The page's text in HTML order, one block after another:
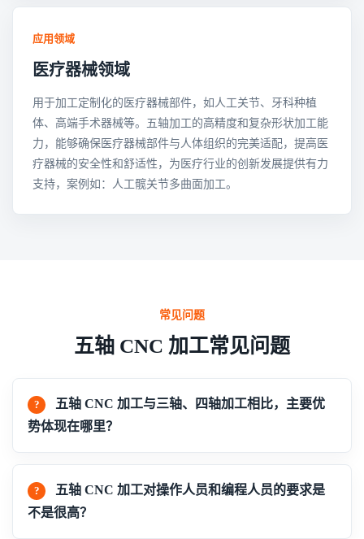
应用领域
医疗器械领域
用于加工定制化的医疗器械部件，如人工关节、牙科种植
体、高端手术器械等。五轴加工的高精度和复杂形状加工能
力，能够确保医疗器械部件与人体组织的完美适配，提高医
疗器械的安全性和舒适性，为医疗行业的创新发展提供有力
支持，案例如：人工髋关节多曲面加工。
常见问题
五轴 CNC 加工常见问题
五轴 CNC 加工与三轴、四轴加工相比，主要优
势体现在哪里？
五轴 CNC 加工对操作人员和编程人员的要求是
不是很高？